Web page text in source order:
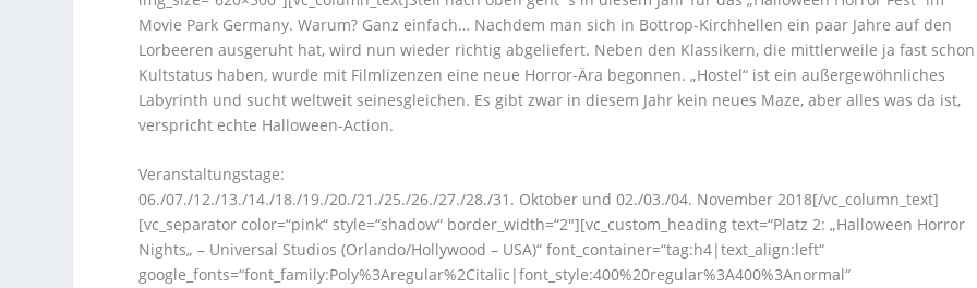
Movie Park Germany. Warum? Ganz einfach… Nachdem man sich in Bottrop-Kirchhellen ein paar Jahre auf den
Lorbeeren ausgeruht hat, wird nun wieder richtig abgeliefert. Neben den Klassikern, die mittlerweile ja fast schon
Kultstatus haben, wurde mit Filmlizenzen eine neue Horror-Ära begonnen. „Hostel“ ist ein außergewöhnliches
Labyrinth und sucht weltweit seinesgleichen. Es gibt zwar in diesem Jahr kein neues Maze, aber alles was da ist,
verspricht echte Halloween-Action.
Veranstaltungstage:
06./07./12./13./14./18./19./20./21./25./26./27./28./31. Oktober und 02./03./04. November 2018[/vc_column_text]
[vc_separator color=“pink“ style=“shadow“ border_width=“2″][vc_custom_heading text=“Platz 2: „Halloween Horror
Nights„ – Universal Studios (Orlando/Hollywood – USA)“ font_container=“tag:h4|text_align:left“
google_fonts=“font_family:Poly%3Aregular%2Citalic|font_style:400%20regular%3A400%3Anormal“